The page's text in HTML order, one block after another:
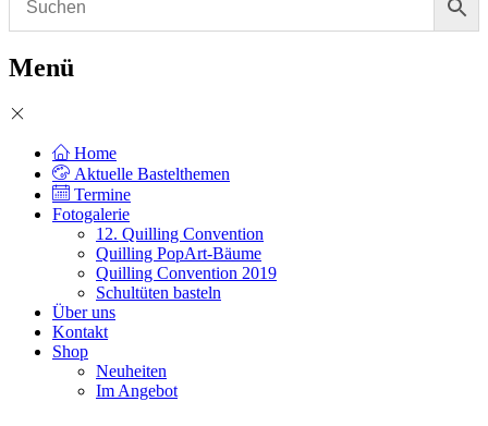
Menü
Home
Aktuelle Bastelthemen
Termine
Fotogalerie
12. Quilling Convention
Quilling PopArt-Bäume
Quilling Convention 2019
Schultüten basteln
Über uns
Kontakt
Shop
Neuheiten
Im Angebot